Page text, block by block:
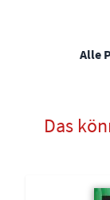
Alle
Das